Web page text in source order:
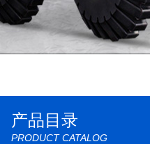
产品目录
PRODUCT CATALOG